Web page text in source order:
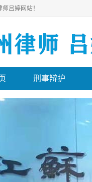
吕婷网站！
刑事辩护